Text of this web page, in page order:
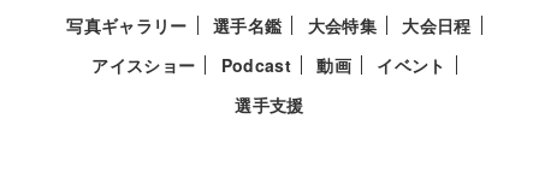
写真ギャラリー
選手名鑑 大会特集
大会日程
アイスショー
Podcast 動画
イベント
選手支援